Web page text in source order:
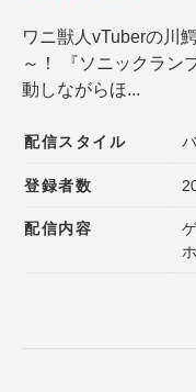
登録者数
ワニ獣人vTuberの川
～！ 『ソニックラン
動しながらほ...
配信スタイル
登録者数
配信内容